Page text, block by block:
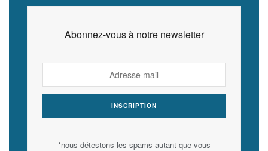
Abonnez-vous à notre newsletter
*nous détestons les spams autant que vous